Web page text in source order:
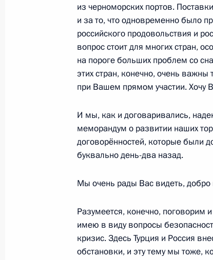
11 августа 2022 года, 13:50
10 августа 2022 года, среда
В Череповце открыт новый
10 августа 2022 года, 11:30
9 августа 2022 года, вторник
Видеообращение по случаю
Встреча с врио губернатора
Соколовым
из черноморских портов.
и за то, что одновременно было
российского продовольствия и
вопрос стоит для многих стран,
на пороге больших проблем со
этих стран, конечно, очень
при Вашем прямом участии. Хочу
И мы, как и договаривались,
меморандум о развитии наших
договорённостей, которые были
буквально день-два назад.
Мы очень рады Вас видеть, добро
Разумеется, конечно,
имею в виду вопросы
кризис. Здесь Турция и Россия
обстановки, и эту тему мы тоже,